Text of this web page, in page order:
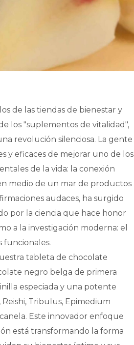
de las tiendas de bienestar y
los "suplementos de vitalidad",
revolución silenciosa. La gente
y eficaces de mejorar uno de los
de la vida: la conexión
medio de un mar de productos
audaces, ha surgido
por la ciencia que hace honor
a la investigación moderna: el
funcionales.
tableta de chocolate
negro belga de primera
especiada y una potente
Tribulus, Epimedium
Este innovador enfoque
está transformando la forma